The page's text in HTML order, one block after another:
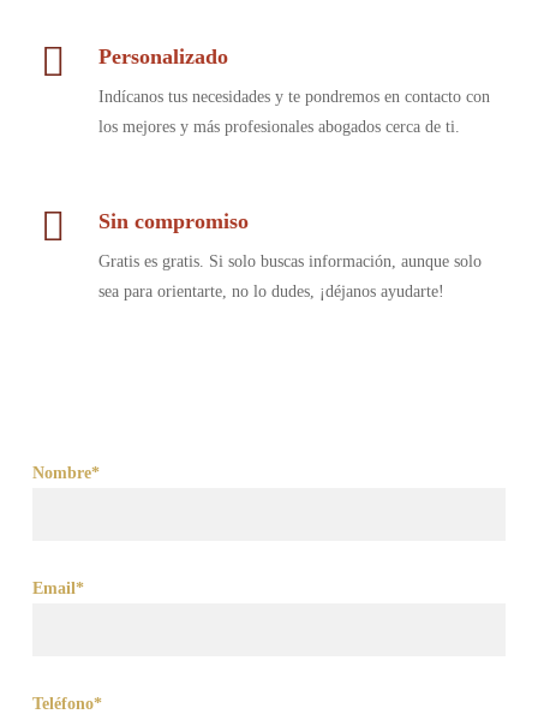
Personalizado
Indícanos tus necesidades y te pondremos en contacto con
los mejores y más profesionales abogados cerca de ti.
Sin compromiso
Gratis es gratis. Si solo buscas información, aunque solo
sea para orientarte, no lo dudes, ¡déjanos ayudarte!
Nombre*
Email*
Teléfono*